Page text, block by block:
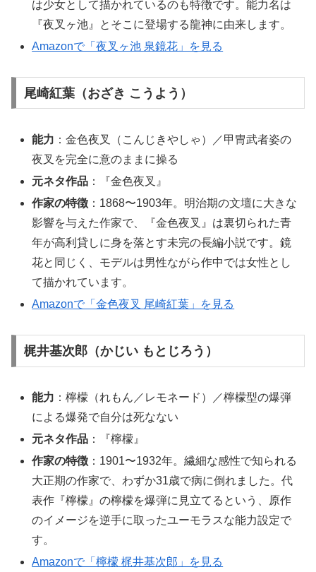
は少女として描かれているのも特徴です。能力名は
『夜叉ヶ池』とそこに登場する龍神に由来します。
Amazonで「夜叉ヶ池 泉鏡花」を見る
尾崎紅葉（おざき こうよう）
能力 ：金色夜叉（こんじきやしゃ）／甲冑武者姿の
夜叉を完全に意のままに操る
元ネタ作品 ：『金色夜叉』
作家の特徴 ：1868〜1903年。明治期の文壇に大きな
影響を与えた作家で、『金色夜叉』は裏切られた青
年が高利貸しに身を落とす未完の長編小説です。鏡
花と同じく、モデルは男性ながら作中では女性とし
て描かれています。
Amazonで「金色夜叉 尾崎紅葉」を見る
梶井基次郎（かじい もとじろう）
能力 ：檸檬（れもん／レモネード）／檸檬型の爆弾
による爆発で自分は死なない
元ネタ作品 ：『檸檬』
作家の特徴 ：1901〜1932年。繊細な感性で知られる
大正期の作家で、わずか31歳で病に倒れました。代
表作『檸檬』の檸檬を爆弾に見立てるという、原作
のイメージを逆手に取ったユーモラスな能力設定で
す。
Amazonで「檸檬 梶井基次郎」を見る